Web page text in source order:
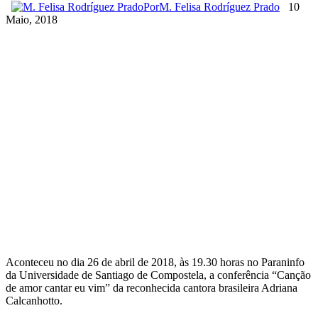
PorM. Felisa Rodríguez Prado
10
Maio, 2018
Aconteceu no dia 26 de abril de 2018, às 19.30 horas no Paraninfo
da Universidade de Santiago de Compostela, a conferência “Canção
de amor cantar eu vim” da reconhecida cantora brasileira Adriana
Calcanhotto.